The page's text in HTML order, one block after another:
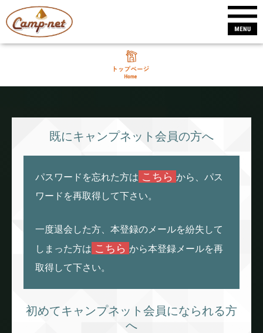
既にキャンプネット会員の方へ
パスワードを忘れた方は こちら から、パス
ワードを再取得して下さい。
一度退会した方、本登録のメールを紛失して
しまった方は こちら から本登録メールを再
取得して下さい。
初めてキャンプネット会員になられる方
へ